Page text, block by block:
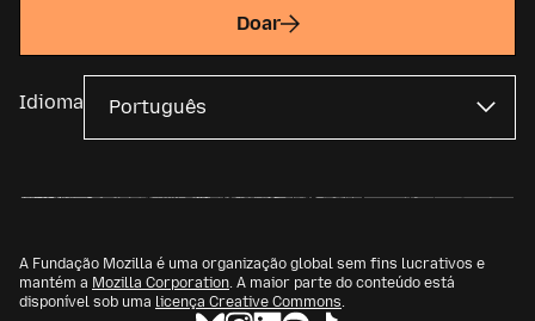
Doar
Idioma
A Fundação Mozilla é uma organização global sem fins lucrativos e
mantém a Mozilla Corporation. A maior parte do conteúdo está
disponível sob uma licença Creative Commons.